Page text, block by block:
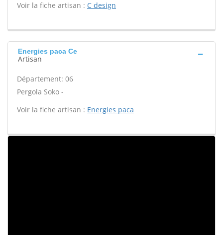
Voir la fiche artisan : C design
Energies paca Ce
Artisan
Département: 06
Pergola Soko -
Voir la fiche artisan : Energies paca